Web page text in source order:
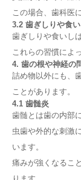
この場合、歯科医
3.2 歯ぎしりや食
歯ぎしりや食いし
これらの習慣によ
4. 歯の根や神経の
詰め物以外にも、
ことがあります。
4.1 歯髄炎
歯髄とは歯の内部
虫歯や外的な刺激
います。
痛みが強くなるこ
ります。